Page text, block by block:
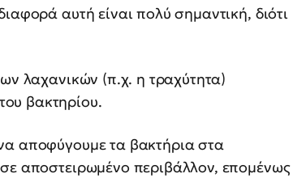
αυτή είναι πολύ σημαντική, διότι
λαχανικών (π.χ. η τραχύτητα)
βακτηρίου.
αποφύγουμε τα βακτήρια στα
αποστειρωμένο περιβάλλον, επομένως